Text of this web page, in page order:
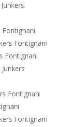
Fontignani
Fontignani
Fontignani
Fontignani
Fontignani